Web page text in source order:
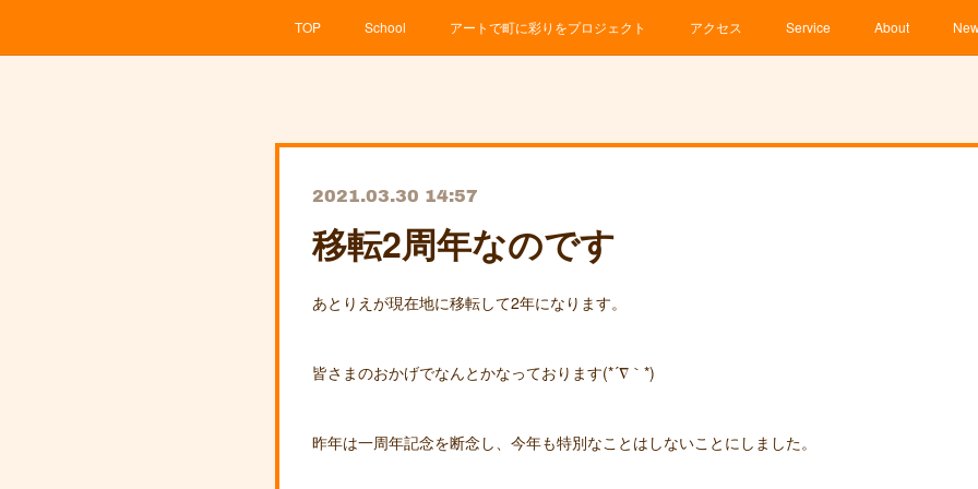
TOP School アートで町に彩りをプロジェクト アクセス Service About
2021.03.30 14:57
移転2周年なのです
あとりえが現在地に移転して2年になります。
皆さまのおかげでなんとかなっております(*´∇｀*)
昨年は一周年記念を断念し、今年も特別なことはしないことにしました。